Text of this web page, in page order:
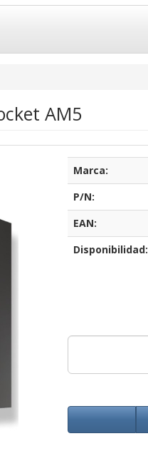
AM5
Marca:
P/N:
EAN:
Disponibilidad: